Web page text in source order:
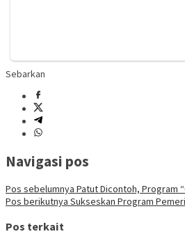
Sebarkan
Navigasi pos
Pos sebelumnya Patut Dicontoh, Program
Pos berikutnya Sukseskan Program
Pos terkait